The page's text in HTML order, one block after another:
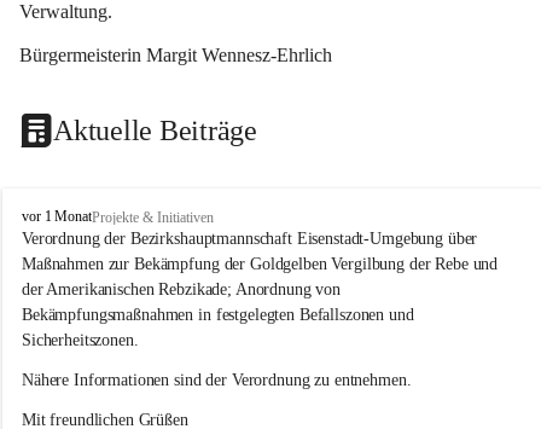
Verwaltung.
Bürgermeisterin Margit Wennesz-Ehrlich
Aktuelle Beiträge
O
s
l
i
p
vor 1 MonatProjekte & Initiativen
Verordnung der Bezirkshauptmannschaft Eisenstadt-Umgebung über
Maßnahmen zur Bekämpfung der Goldgelben Vergilbung der Rebe und
der Amerikanischen Rebzikade; Anordnung von
Bekämpfungsmaßnahmen in festgelegten Befallszonen und
Sicherheitszonen.
Nähere Informationen sind der Verordnung zu entnehmen.
Mit freundlichen Grüßen